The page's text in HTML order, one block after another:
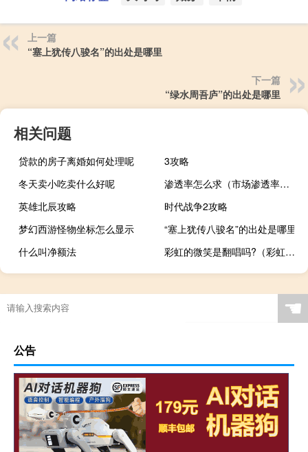
上一篇
“塞上犹传八骏名”的出处是哪里
下一篇
“绿水周吾庐”的出处是哪里
相关问题
贷款的房子离婚如何处理呢
3攻略
冬天卖小吃卖什么好呢
渗透率怎么求（市场渗透率的计算公式为）
英雄北辰攻略
时代战争2攻略
梦幻西游怪物坐标怎么显示
“塞上犹传八骏名”的出处是哪里
什么叫净额法
彩虹的微笑是翻唱吗?（彩虹的微笑）
☚
公告